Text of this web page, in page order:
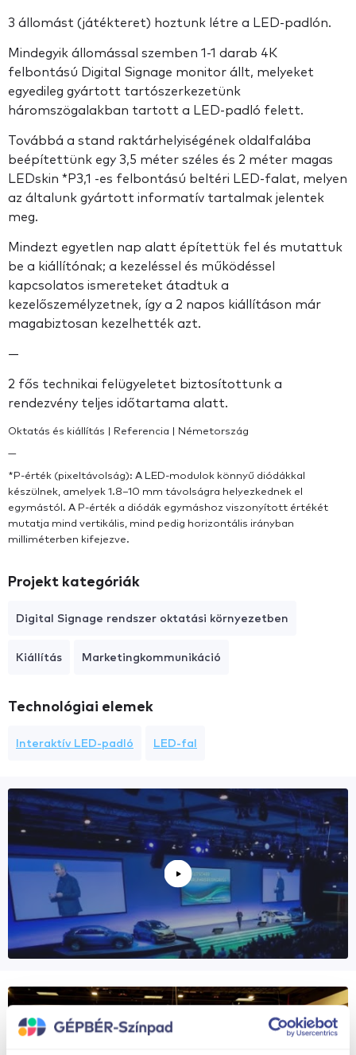
3 állomást (játékteret) hoztunk létre a LED-padlón.
Mindegyik állomással szemben 1-1 darab 4K
felbontású Digital Signage monitor állt, melyeket
egyedileg gyártott tartószerkezetünk
háromszögalakban tartott a LED-padló felett.
Továbbá a stand raktárhelyiségének oldalfalába
beépítettünk egy 3,5 méter széles és 2 méter magas
LEDskin *P3,1 -es felbontású beltéri LED-falat, melyen
az általunk gyártott informatív tartalmak jelentek
meg.
Mindezt egyetlen nap alatt építettük fel és mutattuk
be a kiállítónak; a kezeléssel és működéssel
kapcsolatos ismereteket átadtuk a
kezelőszemélyzetnek, így a 2 napos kiállításon már
magabiztosan kezelhették azt.
—
2 fős technikai felügyeletet biztosítottunk a
rendezvény teljes időtartama alatt.
Oktatás és kiállítás | Referencia | Németország
—
*P-érték (pixeltávolság): A LED-modulok könnyű diódákkal
készülnek, amelyek 1.8–10 mm távolságra helyezkednek el
egymástól. A P-érték a diódák egymáshoz viszonyított értékét
mutatja mind vertikális, mind pedig horizontális irányban
milliméterben kifejezve.
Projekt kategóriák
Digital Signage rendszer oktatási környezetben
Kiállítás Marketingkommunikáció
Technológiai elemek
Interaktív LED-padló LED-fal